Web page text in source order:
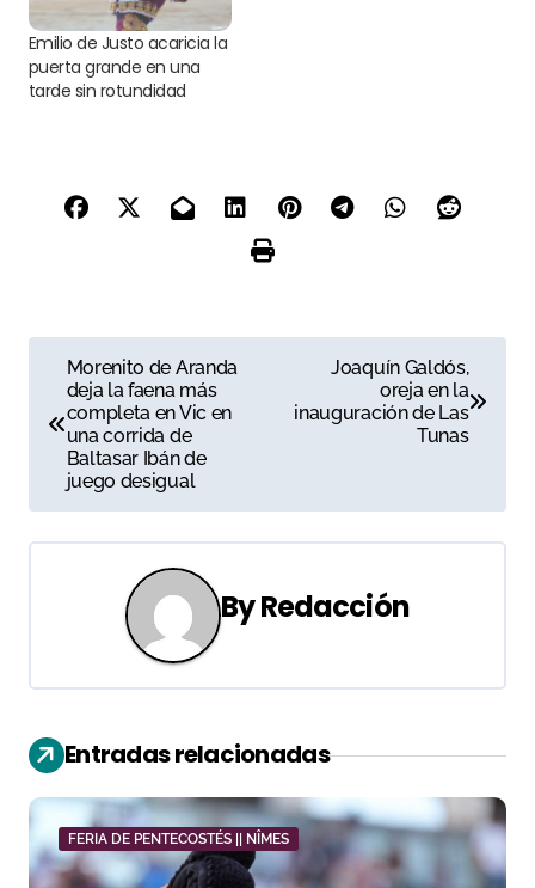
Emilio de Justo acaricia la
puerta grande en una
tarde sin rotundidad
a
e
g
i
ó
n
d
Morenito de Aranda
deja la faena más
completa en Vic en
una corrida de
Baltasar Ibán de
juego desigual
Joaquín Galdós,
oreja en la
inauguración de Las
Tunas
ByRedacción
Entradas relacionadas
FERIA DE PENTECOSTÉS || NÎMES